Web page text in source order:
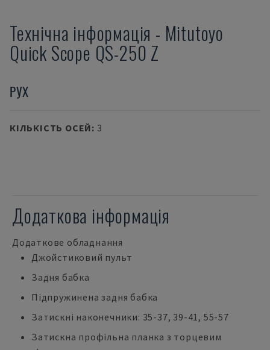
Технічна інформація - Mitutoyo
Quick Scope QS-250 Z
РУХ
КІЛЬКІСТЬ ОСЕЙ: 3
Додаткова інформація
Додаткове обладнання
Джойстиковий пульт
Задня бабка
Підпружинена задня бабка
Затискні наконечники: 35-37, 39-41, 55-57
Затискна профільна планка з торцевим